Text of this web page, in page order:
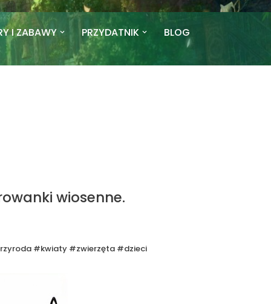
I ZABAWY PRZYDATNIK BLOG
wiosenne.
#kwiaty #zwierzęta #dzieci